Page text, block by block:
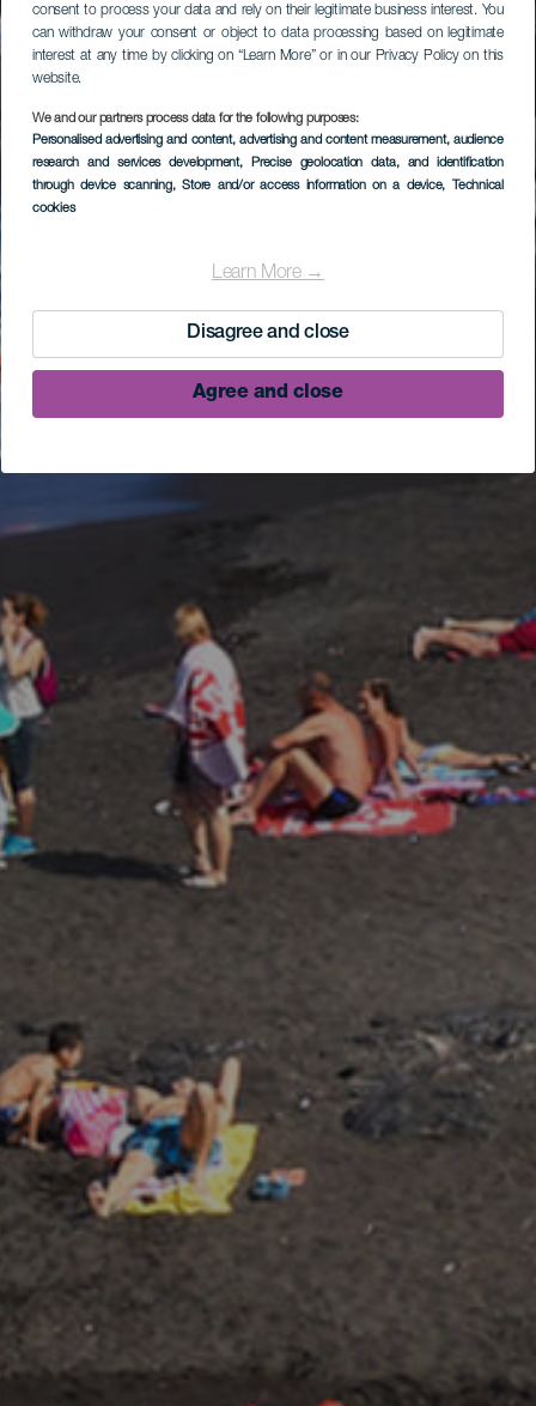
consent to process your data and rely on their legitimate business interest. You
can withdraw your consent or object to data processing based on legitimate
interest at any time by clicking on “Learn More” or in our Privacy Policy on this
website.
We and our partners process data for the following purposes:
Personalised advertising and content, advertising and content measurement, audience
research and services development, Precise geolocation data, and identification
through device scanning, Store and/or access information on a device, Technical
cookies
Learn More →
Disagree and close
Agree and close